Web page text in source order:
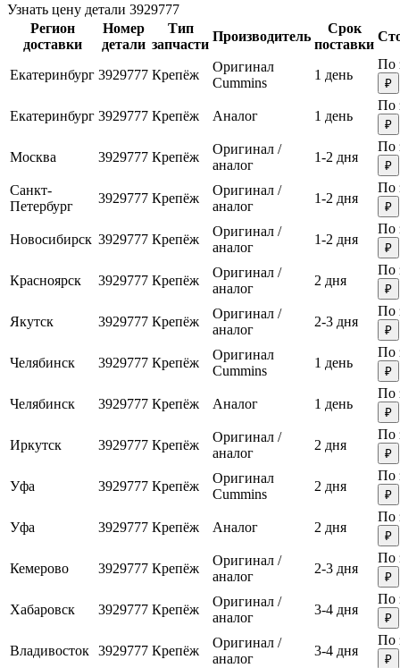
Узнать цену детали 3929777
Регион
доставки
Номер
детали
Тип
запчасти
Производитель
Срок
поставки
Екатеринбург 3929777 Крепёж
Оригинал
Cummins
1 день
По
₽
Екатеринбург 3929777 Крепёж Аналог 1 день
По
₽
Москва 3929777 Крепёж
Оригинал /
аналог
1-2 дня
По
₽
Санкт-
Петербург
3929777 Крепёж
Оригинал /
аналог
1-2 дня
По
₽
Новосибирск 3929777 Крепёж
Оригинал /
аналог
1-2 дня
По
₽
Красноярск 3929777 Крепёж
Оригинал /
аналог
2 дня
По
₽
Якутск 3929777 Крепёж
Оригинал /
аналог
2-3 дня
По
₽
Челябинск 3929777 Крепёж
Оригинал
Cummins
1 день
По
₽
Челябинск 3929777 Крепёж Аналог 1 день
По
₽
Иркутск 3929777 Крепёж
Оригинал /
аналог
2 дня
По
₽
Уфа 3929777 Крепёж
Оригинал
Cummins
2 дня
По
₽
Уфа 3929777 Крепёж Аналог 2 дня
По
₽
Кемерово 3929777 Крепёж
Оригинал /
аналог
2-3 дня
По
₽
Хабаровск 3929777 Крепёж
Оригинал /
аналог
3-4 дня
По
₽
Владивосток 3929777 Крепёж
Оригинал /
аналог
3-4 дня
По
₽